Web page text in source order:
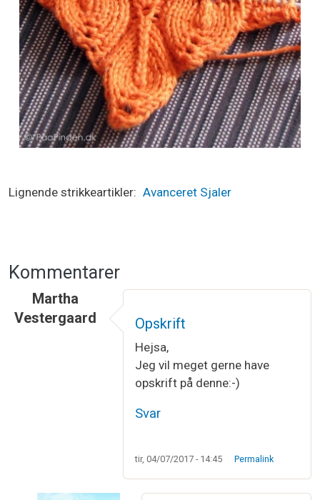
Lignende strikkeartikler Avanceret Sjaler
Kommentarer
Martha
Vestergaard
Opskrift
Hejsa,
Jeg vil meget gerne have
opskrift på denne:-)
Svar
tir, 04/07/2017 - 14:45 Permalink